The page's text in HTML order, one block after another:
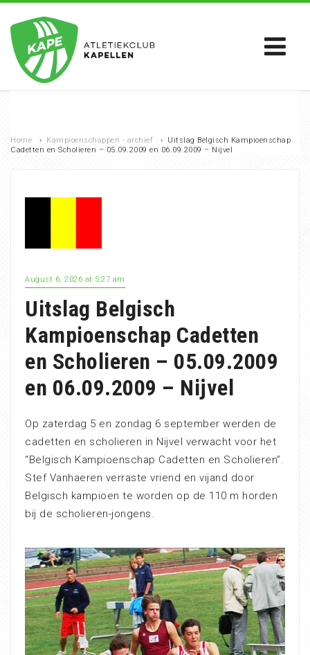
Home › Kampioenschappen - archief › Uitslag Belgisch Kampioenschap
Cadetten en Scholieren – 05.09.2009 en 06.09.2009 – Nijvel
August 6, 2026 at 5:27 am
Uitslag Belgisch
Kampioenschap Cadetten
en Scholieren – 05.09.2009
en 06.09.2009 – Nijvel
Op zaterdag 5 en zondag 6 september werden de
cadetten en scholieren in Nijvel verwacht voor het
“Belgisch Kampioenschap Cadetten en Scholieren”.
Stef Vanhaeren verraste vriend en vijand door
Belgisch kampioen te worden op de 110 m horden
bij de scholieren-jongens.